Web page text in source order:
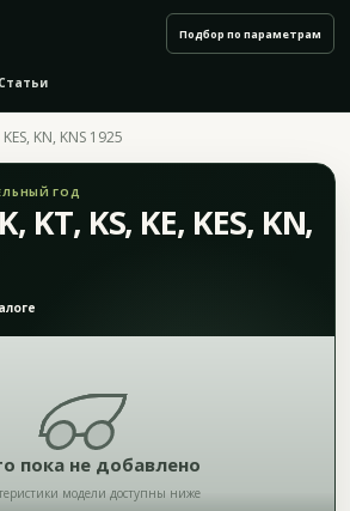
Статьи
Подбор по параметрам
KES, KN, KNS 1925
ГОД
KT, KS, KE, KES, KN,
пока не добавлено
модели доступны ниже